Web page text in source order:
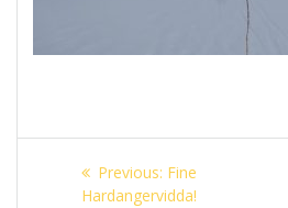
Innleggsnavigasjon
Previous: Previous
post:
Fine
Hardangervidda!